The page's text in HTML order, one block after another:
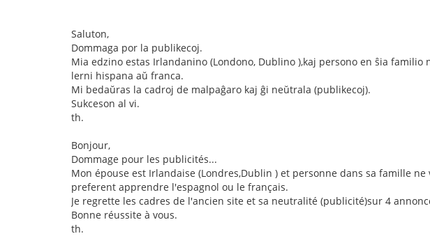
Saluton,
Dommaga por la publikecoj.
Mia edzino estas Irlandanino (Londono, Dublino ),kaj persono en ŝia
lerni hispana aŭ franca.
Mi bedaŭras la cadroj de malpaĝaro kaj ĝi neŭtrala (publikecoj).
Sukceson al vi.
th.
Bonjour,
Dommage pour les publicités...
Mon épouse est Irlandaise (Londres,Dublin ) et personne dans sa famille
preferent apprendre l'espagnol ou le français.
Je regrette les cadres de l'ancien site et sa neutralité (publicité)sur 4
Bonne réussite à vous.
th.